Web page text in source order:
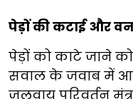
पेड़ों की कटाई और
पेड़ों को काटे जाने
सवाल के जवाब में
जलवायु परिवर्तन